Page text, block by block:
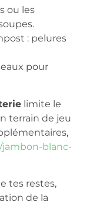
ou les
: pelures
pour
limite le
terrain de jeu
blanc-
tes restes,
de la